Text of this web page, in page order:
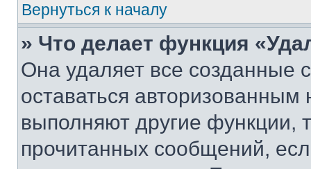
Вернуться к началу
» Что делает функция
Она удаляет все созданные
оставаться
выполняют другие функции,
прочитанных сообщений,